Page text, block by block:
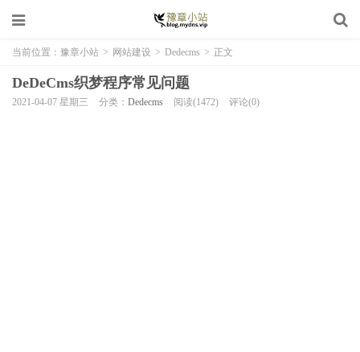
当前位置： 豫章小站 > 网站建设 > Dedecms > 正文
DeDeCms织梦程序常见问题
2021-04-07 星期三 分类： Dedecms 阅读(1472) 评论(0)